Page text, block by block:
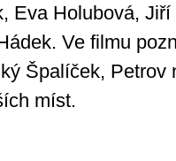
Eva Holubová,
Ve filmu
Špalíček, Petrov
míst.